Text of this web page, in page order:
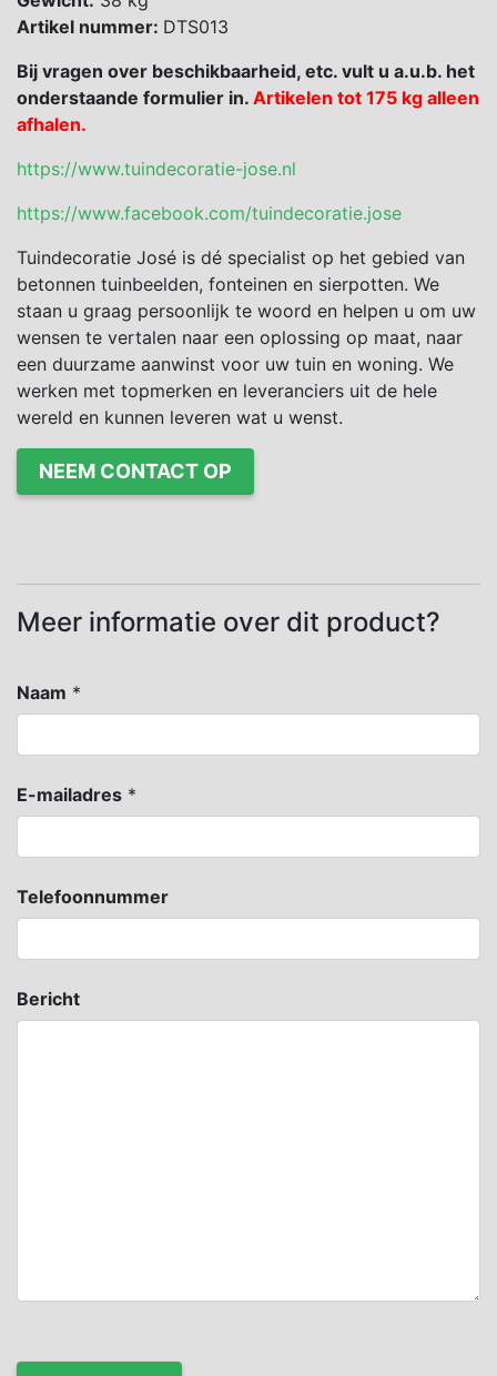
Artikel nummer: DTS013
Bij vragen over beschikbaarheid, etc. vult u a.u.b. het
onderstaande formulier in. Artikelen tot 175 kg alleen
afhalen.
https://www.tuindecoratie-jose.nl
https://www.facebook.com/tuindecoratie.jose
Tuindecoratie José is dé specialist op het gebied van
betonnen tuinbeelden, fonteinen en sierpotten. We
staan u graag persoonlijk te woord en helpen u om uw
wensen te vertalen naar een oplossing op maat, naar
een duurzame aanwinst voor uw tuin en woning. We
werken met topmerken en leveranciers uit de hele
wereld en kunnen leveren wat u wenst.
NEEM CONTACT OP
Meer informatie over dit product?
Naam *
E-mailadres *
Telefoonnummer
Bericht